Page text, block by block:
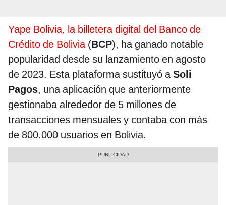
Yape Bolivia, la billetera digital del Banco de
Crédito de Bolivia(BCP), ha ganado notable
popularidad desde su lanzamiento en agosto
de 2023. Esta plataforma sustituyó aSoli
Pagos, una aplicación que anteriormente
gestionaba alrededor de 5 millones de
transacciones mensuales y contaba con más
de 800.000 usuarios en Bolivia.